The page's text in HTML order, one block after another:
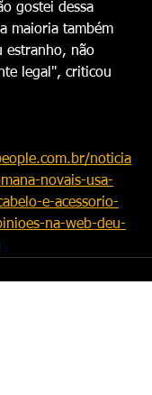
gostei dessa
maioria também
estranho, não
legal", criticou
noticia
novais-usa-
e-acessorio-
na-web-deu-